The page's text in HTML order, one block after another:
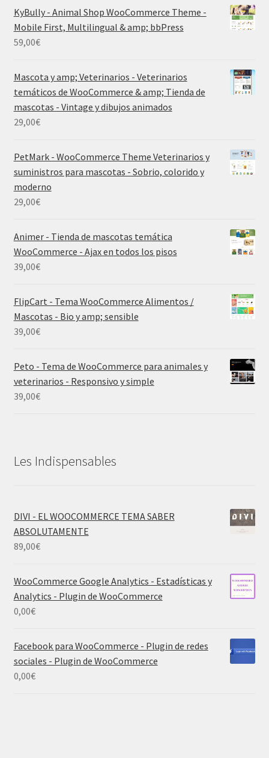
KyBully - Animal Shop WooCommerce Theme -
Mobile First, Multilingual & amp; bbPress
59,00€
Mascota y amp; Veterinarios - Veterinarios
temáticos de WooCommerce & amp; Tienda de
mascotas - Vintage y dibujos animados
29,00€
PetMark - WooCommerce Theme Veterinarios y
suministros para mascotas - Sobrio, colorido y
moderno
29,00€
Animer - Tienda de mascotas temática
WooCommerce - Ajax en todos los pisos
39,00€
FlipCart - Tema WooCommerce Alimentos /
Mascotas - Bio y amp; sensible
39,00€
Peto - Tema de WooCommerce para animales y
veterinarios - Responsivo y simple
39,00€
Les Indispensables
DIVI - EL WOOCOMMERCE TEMA SABER
ABSOLUTAMENTE
89,00€
WooCommerce Google Analytics - Estadísticas y
Analytics - Plugin de WooCommerce
0,00€
Facebook para WooCommerce - Plugin de redes
sociales - Plugin de WooCommerce
0,00€